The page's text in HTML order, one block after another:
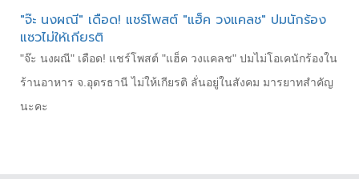
"จ๊ะ นงผณี" เดือด! แชร์โพสต์ "แฮ็ค วงแคลช" ปมนักร้อง
แซวไม่ให้เกียรติ
"จ๊ะ นงผณี" เดือด! แชร์โพสต์ "แฮ็ค วงแคลช" ปมไม่โอเคนักร้องใน
ร้านอาหาร จ.อุดรธานี ไม่ให้เกียรติ ลั่นอยู่ในสังคม มารยาทสำคัญ
นะคะ